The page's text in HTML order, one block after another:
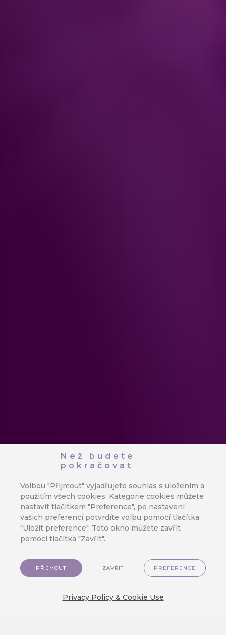
Než budete
pokračovat
Volbou "Přijmout" vyjadřujete souhlas s uložením a
použitím všech cookies. Kategorie cookies můžete
nastavit tlačítkem "Preference", po nastavení
vašich preferencí potvrdíte volbu pomocí tlačítka
"Uložit preference". Toto okno můžete zavřít
pomocí tlačítka "Zavřít".
PŘIJMOUT ZAVŘÍT PREFERENCE
Privacy Policy & Cookie Use